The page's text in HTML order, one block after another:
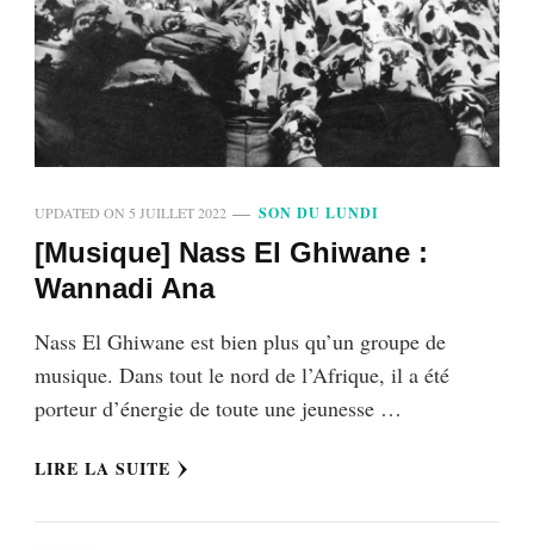
UPDATED ON 5 JUILLET 2022 SON DU LUNDI
[Musique] Nass El Ghiwane :
Wannadi Ana
Nass El Ghiwane est bien plus qu’un groupe de
musique. Dans tout le nord de l’Afrique, il a été
porteur d’énergie de toute une jeunesse …
LIRE LA SUITE